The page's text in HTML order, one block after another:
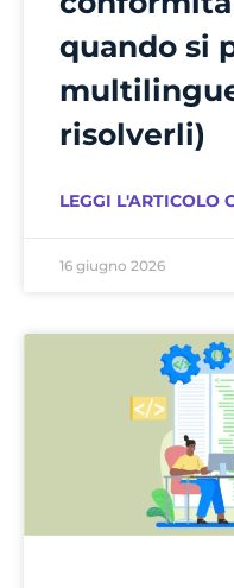
quando si
risolverli)
LEGGI L'ARTICOLO
16 giugno 2026